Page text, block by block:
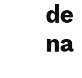
de
na